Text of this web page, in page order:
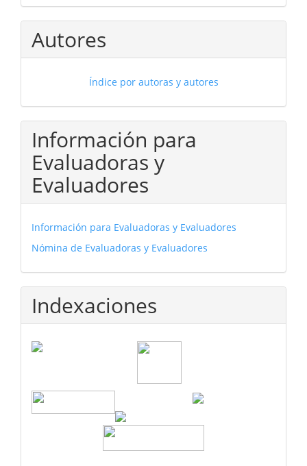
Autores
Índice por autoras y autores
Información para
Evaluadoras y
Evaluadores
Información para Evaluadoras y Evaluadores
Nómina de Evaluadoras y Evaluadores
Indexaciones